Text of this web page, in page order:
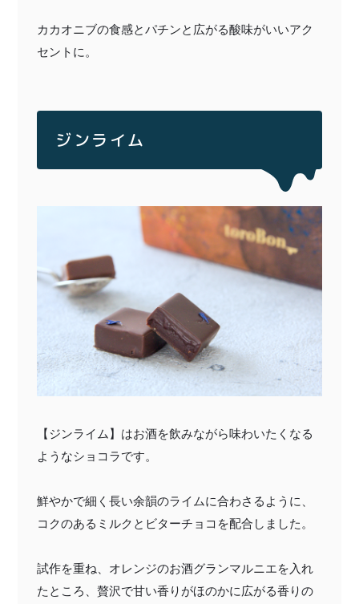
カカオニブの食感とパチンと広がる酸味がいいアク
セントに。
ジンライム
【ジンライム】はお酒を飲みながら味わいたくなる
ようなショコラです。
鮮やかで細く長い余韻のライムに合わさるように、
コクのあるミルクとビターチョコを配合しました。
試作を重ね、オレンジのお酒グランマルニエを入れ
たところ、贅沢で甘い香りがほのかに広がる香りの